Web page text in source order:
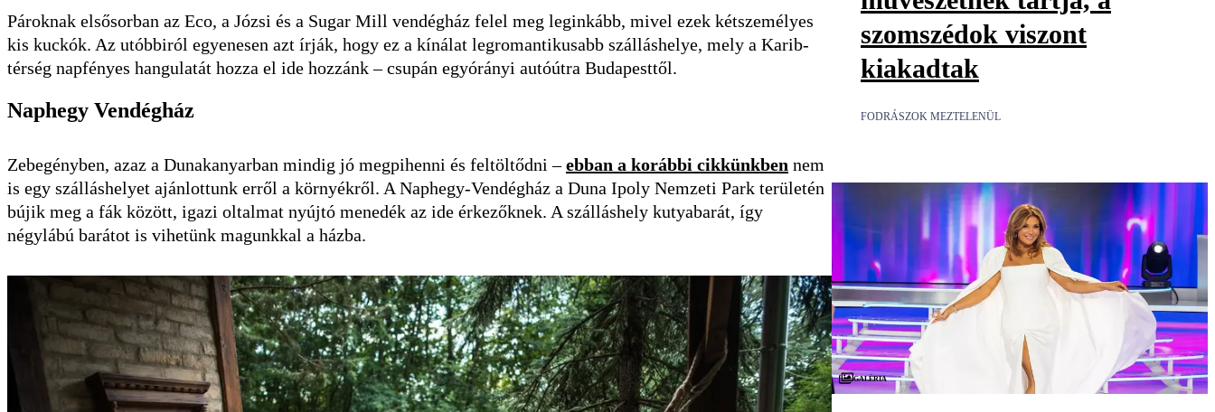
Pároknak elsősorban az Eco, a Józsi és a Sugar Mill vendégház felel meg leginkább, mivel ezek kétszemélyes
kis kuckók. Az utóbbiról egyenesen azt írják, hogy ez a kínálat legromantikusabb szálláshelye, mely a Karib-
térség napfényes hangulatát hozza el ide hozzánk – csupán egyórányi autóútra Budapesttől.
Naphegy Vendégház
Zebegényben, azaz a Dunakanyarban mindig jó megpihenni és feltöltődni –ebban a korábbi cikkünkben nem
is egy szálláshelyet ajánlottunk erről a környékről. A Naphegy-Vendégház a Duna Ipoly Nemzeti Park területén
bújik meg a fák között, igazi oltalmat nyújtó menedék az ide érkezőknek. A szálláshely kutyabarát, így
négylábú barátot is vihetünk magunkkal a házba.
szomszédok viszont
kiakadtak
FODRÁSZOK MEZTELENÜL
Galéria